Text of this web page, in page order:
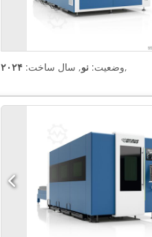
وضعیت: نو, سال ساخت: ۲۰۲۴ ,